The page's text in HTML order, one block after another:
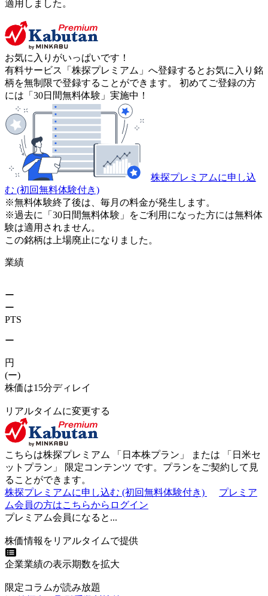
適用しました。
お気に入りがいっぱいです！
有料サービス「株探プレミアム」へ登録するとお気に入り銘
柄を無制限で登録することができます。 初めてご登録の方
には「30日間無料体験」実施中！
株探プレミアムに申し込
む (初回無料体験付き)
※無料体験終了後は、毎月の料金が発生します。
※過去に「30日間無料体験」をご利用になった方には無料体
験は適用されません。
この銘柄は上場廃止になりました。
業績
ー
ー
PTS
ー
円
(ー)
株価は15分ディレイ
リアルタイムに変更する
こちらは株探プレミアム 「 日本株プラン 」 または 「 日米セ
ットプラン 」 限定コンテンツ です。プランをご契約して見
ることができます。
株探プレミアムに申し込む (初回無料体験付き)
プレミア
ム会員の方はこちらからログイン
プレミアム会員になると...
株価情報をリアルタイムで提供
企業業績の表示期数を拡大
限定コラムが読み放題